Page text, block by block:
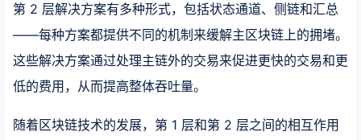
第 2 层解决方案有多种形式，包括状态通道、侧链和汇总
——每种方案都提供不同的机制来缓解主区块链上的拥堵。
这些解决方案通过处理主链外的交易来促进更快的交易和更
低的费用，从而提高整体吞吐量。
随着区块链技术的发展，第 1 层和第 2 层之间的相互作用